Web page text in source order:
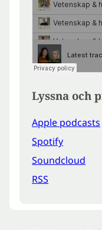
Lyssna och
Apple podcasts
Spotify
Soundcloud
RSS